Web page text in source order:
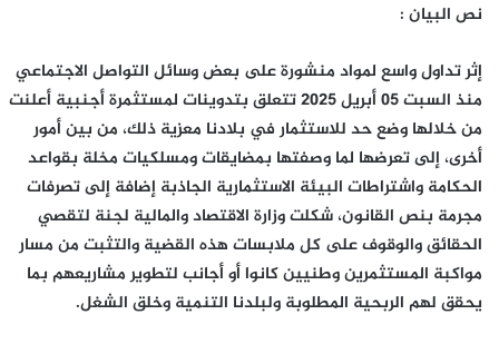
نص البيان :
إثر تداول واسع لمواد منشورة على بعض وسائل التواصل الاجتماعي
منذ السبت 05 أبريل 2025 تتعلق بتدوينات لمستثمرة أجنبية أعلنت
من خلالها وضع حد للاستثمار في بلادنا معزية ذلك، من بين أمور
أخرى، إلى تعرضها لما وصفتها بمضايقات ومسلكيات مخلة بقواعد
الحكامة واشتراطات البيئة الاستثمارية الجاذبة إضافة إلى تصرفات
مجرمة بنص القانون، شكلت وزارة الاقتصاد والمالية لجنة لتقصي
الحقائق والوقوف على كل ملابسات هذه القضية والتثبت من مسار
مواكبة المستثمرين وطنيين كانوا أو أجانب لتطوير مشاريعهم بما
يحقق لهم الربحية المطلوبة ولبلدنا التنمية وخلق الشغل.